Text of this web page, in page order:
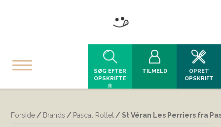
SØG EFTER
OPSKRIFTE
R
TILMELD
OPRET
OPSKRIFT
Forside / Brands / Pascal Rollet / St Véran Les Perriers fra